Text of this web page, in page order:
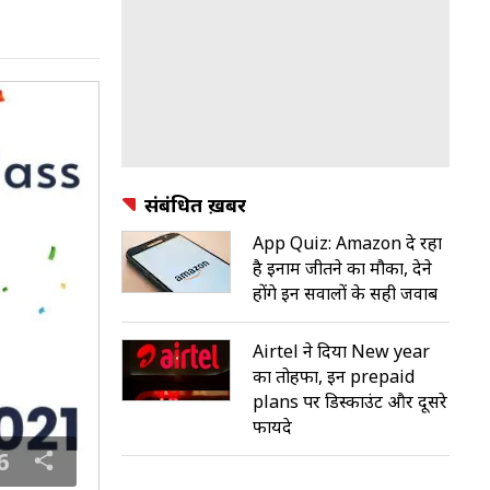
संबंधित ख़बरें
App Quiz: Amazon दे रहा
है इनाम जीतने का मौका, देने
होंगे इन सवालों के सही जवाब
Airtel ने दिया New year
का तोहफा, इन prepaid
plans पर डिस्काउंट और दूसरे
फायदे